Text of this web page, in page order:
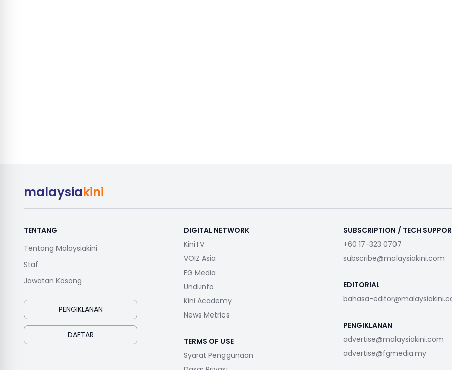
malaysiakini
TENTANG
Tentang Malaysiakini
Staf
Jawatan Kosong
PENGIKLANAN
DAFTAR
DIGITAL NETWORK
KiniTV
VOIZ Asia
FG Media
Undi.info
Kini Academy
News Metrics
TERMS OF USE
Syarat Penggunaan
SUBSCRIPTION / TECH
+60 17-323 0707
subscribe@malaysiakini.com
EDITORIAL
bahasa-
PENGIKLANAN
advertise@malaysiakini.com
advertise@fgmedia.my